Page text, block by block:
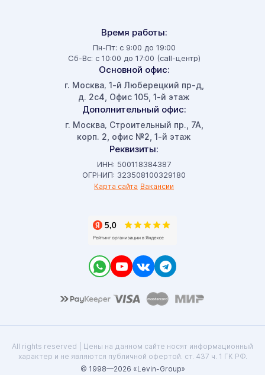
Время работы:
Пн-Пт: с 9:00 до 19:00
Сб-Вс: с 10:00 до 17:00 (call-центр)
Основной офис:
г. Москва, 1-й Люберецкий пр-д,
д. 2с4, Офис 105, 1-й этаж
Дополнительный офис:
г. Москва, Строительный пр., 7А,
корп. 2, офис №2, 1-й этаж
Реквизиты:
ИНН: 500118384387
ОГРНИП: 323508100329180
Карта сайта Вакансии
All rights reserved | Цены на данном сайте носят информационный
характер и не являются публичной офертой. ст. 437 ч. 1 ГК РФ.
© 1998—2026 «Levin-Group»